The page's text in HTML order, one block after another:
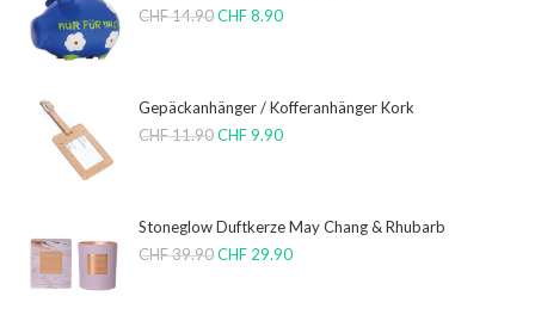
CHF14.90 CHF8.90
Gepäckanhänger / Kofferanhänger Kork
CHF11.90 CHF9.90
Stoneglow Duftkerze May Chang & Rhubarb
CHF39.90 CHF 29.90